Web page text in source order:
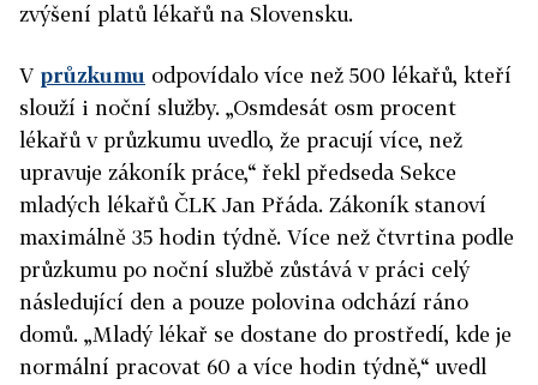
zvýšení platů lékařů na Slovensku.
V průzkumu odpovídalo více než 500 lékařů, kteří
slouží i noční služby. „Osmdesát osm procent
lékařů v průzkumu uvedlo, že pracují více, než
upravuje zákoník práce,“ řekl předseda Sekce
mladých lékařů ČLK Jan Přáda. Zákoník stanoví
maximálně 35 hodin týdně. Více než čtvrtina podle
průzkumu po noční službě zůstává v práci celý
následující den a pouze polovina odchází ráno
domů. „Mladý lékař se dostane do prostředí, kde je
normální pracovat 60 a více hodin týdně,“ uvedl